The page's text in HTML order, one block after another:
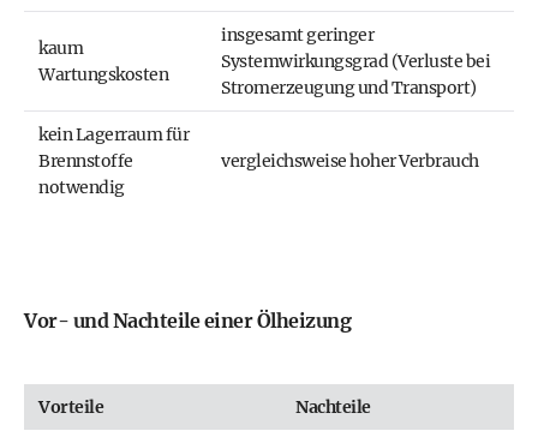
kaum
Wartungskosten
insgesamt geringer
Systemwirkungsgrad (Verluste bei
Stromerzeugung und Transport)
kein Lagerraum für
Brennstoffe
notwendig
vergleichsweise hoher Verbrauch
Vor- und Nachteile einer Ölheizung
Vorteile Nachteile